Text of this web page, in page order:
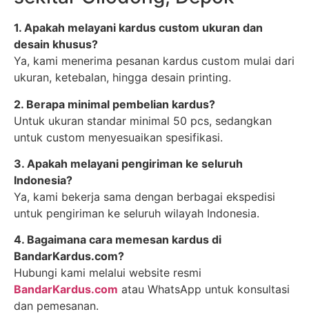
1. Apakah melayani kardus custom ukuran dan
desain khusus?
Ya, kami menerima pesanan kardus custom mulai dari
ukuran, ketebalan, hingga desain printing.
2. Berapa minimal pembelian kardus?
Untuk ukuran standar minimal 50 pcs, sedangkan
untuk custom menyesuaikan spesifikasi.
3. Apakah melayani pengiriman ke seluruh
Indonesia?
Ya, kami bekerja sama dengan berbagai ekspedisi
untuk pengiriman ke seluruh wilayah Indonesia.
4. Bagaimana cara memesan kardus di
BandarKardus.com?
Hubungi kami melalui website resmi
BandarKardus.com atau WhatsApp untuk konsultasi
dan pemesanan.